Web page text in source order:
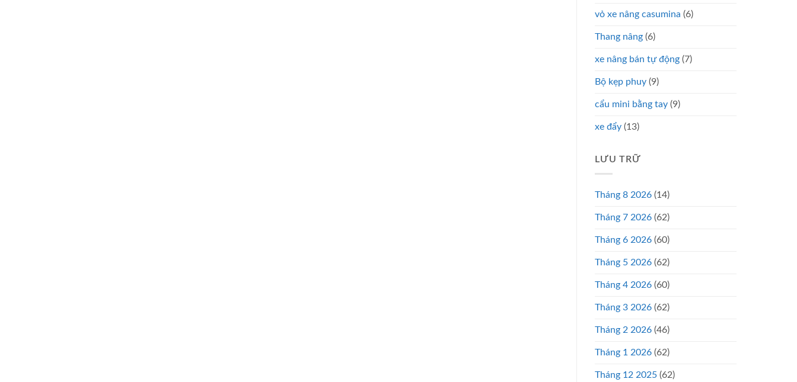
vỏ xe nâng casumina (6)
Thang nâng (6)
xe nâng bán tự động (7)
Bộ kẹp phuy (9)
cẩu mini bằng tay (9)
xe đẩy (13)
LƯU TRỮ
Tháng 8 2026 (14)
Tháng 7 2026 (62)
Tháng 6 2026 (60)
Tháng 5 2026 (62)
Tháng 4 2026 (60)
Tháng 3 2026 (62)
Tháng 2 2026 (46)
Tháng 1 2026 (62)
Tháng 12 2025 (62)